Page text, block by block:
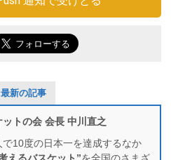
最新の記事
トの会 会長 中川直之
で10度の日本一を達成するなか